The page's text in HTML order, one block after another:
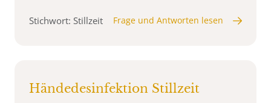
Stichwort: Stillzeit Frage und Antworten lesen
Händedesinfektion Stillzeit